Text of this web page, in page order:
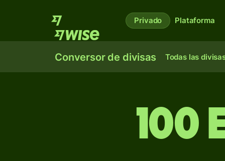
Privado Plataforma
Conversor de divisas Todas las
100